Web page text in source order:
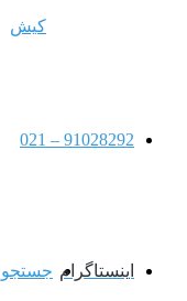
کیش
91028292 – 021
اینستاگرام جستجو